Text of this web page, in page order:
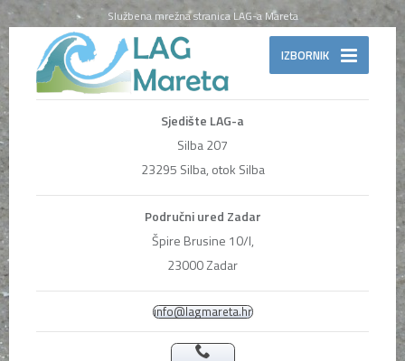
Službena mrežna stranica LAG-a Mareta
IZBORNIK
Sjedište LAG-a
Silba 207
23295 Silba, otok Silba
Područni ured Zadar
Špire Brusine 10/I,
23000 Zadar
info@lagmareta.hr